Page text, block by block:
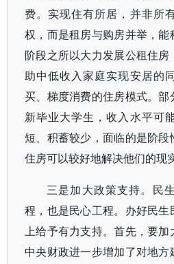
费。实现住有所居，并非所
权，而是租房与购房并举，
阶段之所以大力发展公租住
助中低收入家庭实现安居的
买、梯度消费的住房模式。部
新毕业大学生，收入水平可
短、积蓄较少，面临的是阶段
住房可以较好地解决他们的现
三是加大政策支持。民
程，也是民心工程。办好民
上给予有力支持。首先，要
中央财政进一步增加了对地